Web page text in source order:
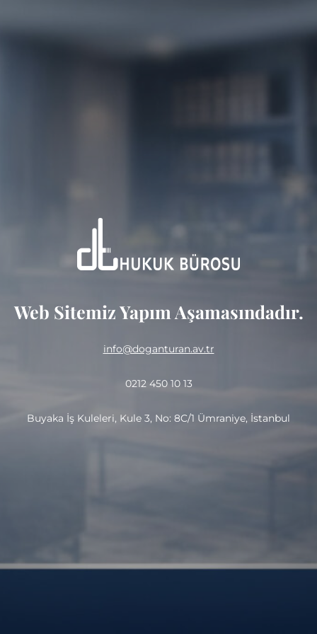
Web Sitemiz Yapım Aşamasındadır.
info@doganturan.av.tr
0212 450 10 13
Buyaka İş Kuleleri, Kule 3, No: 8C/1 Ümraniye, İstanbul